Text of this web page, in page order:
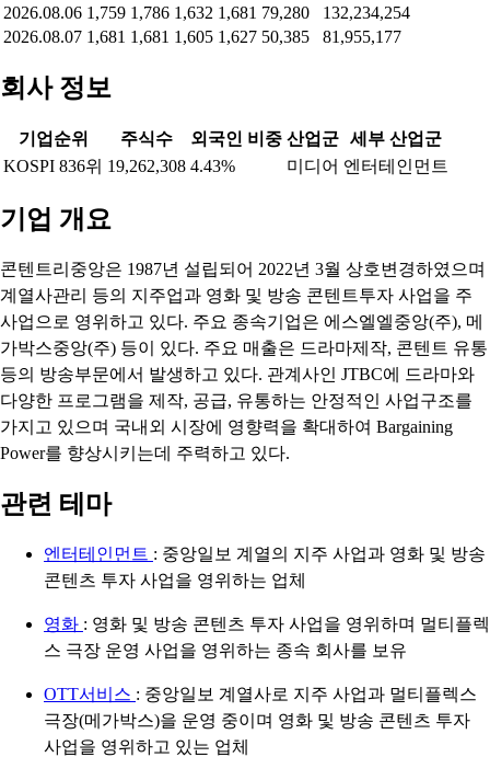
2026.08.06 1,759 1,786 1,632 1,681 79,280
132,234,254
2026.08.07 1,681 1,681 1,605 1,627 50,385 81,955,177
회사 정보
기업순위 주식수 외국인 비중 산업군 세부 산업군
KOSPI 836위 19,262,308 4.43% 미디어 엔터테인먼트
기업 개요
콘텐트리중앙은 1987년 설립되어 2022년 3월 상호변경하였으며
계열사관리 등의 지주업과 영화 및 방송 콘텐트투자 사업을 주
사업으로 영위하고 있다. 주요 종속기업은 에스엘엘중앙(주), 메
가박스중앙(주) 등이 있다. 주요 매출은 드라마제작, 콘텐트 유통
등의 방송부문에서 발생하고 있다. 관계사인 JTBC에 드라마와
다양한 프로그램을 제작, 공급, 유통하는 안정적인 사업구조를
가지고 있으며 국내외 시장에 영향력을 확대하여 Bargaining
Power를 향상시키는데 주력하고 있다.
관련 테마
엔터테인먼트 : 중앙일보 계열의 지주 사업과 영화 및 방송
콘텐츠 투자 사업을 영위하는 업체
영화 : 영화 및 방송 콘텐츠 투자 사업을 영위하며 멀티플렉
스 극장 운영 사업을 영위하는 종속 회사를 보유
OTT서비스 : 중앙일보 계열사로 지주 사업과 멀티플렉스
극장(메가박스)을 운영 중이며 영화 및 방송 콘텐츠 투자
사업을 영위하고 있는 업체